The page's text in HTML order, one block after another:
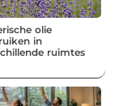
olie
in
ruimtes